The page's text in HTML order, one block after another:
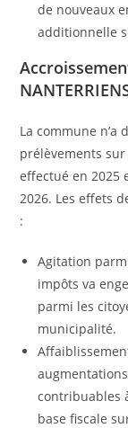
de nouveaux
additionnelle
La commune n’a
prélèvements sur
effectué en 2025
2026. Les effets
:
Agitation
impôts va
parmi les
municipalité.
contribuables
base fiscale